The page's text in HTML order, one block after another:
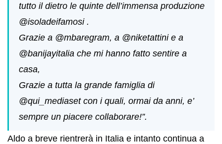
tutto il dietro le quinte dell’immensa produzione
@isoladeifamosi .
Grazie a @mbaregram, a @niketattini e a
@banijayitalia che mi hanno fatto sentire a
casa,
Grazie a tutta la grande famiglia di
@qui_mediaset con i quali, ormai da anni, e’
sempre un piacere collaborare!”.
Aldo a breve rientrerà in Italia e intanto continua a